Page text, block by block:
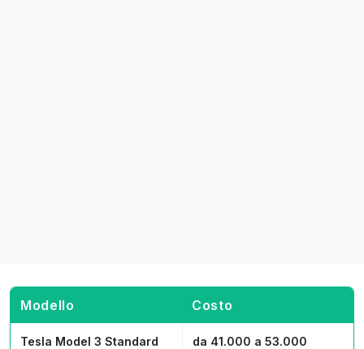
Modello Costo
Tesla Model 3 Standard
da 41.000 a 53.000